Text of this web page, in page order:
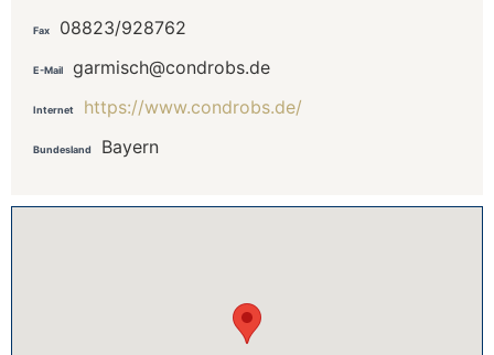
Fax 08823/928762
E-Mail garmisch@condrobs.de
Internet https://www.condrobs.de/
Bundesland Bayern